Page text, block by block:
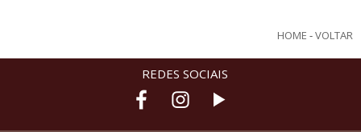
HOME -VOLTAR
REDES SOCIAIS